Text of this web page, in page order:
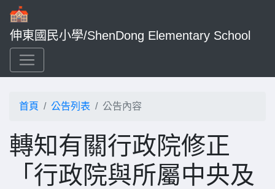
伸東國民小學/ShenDong Elementary School
首頁 公告列表 公告內容
轉知有關行政院修正
「行政院與所屬中央及